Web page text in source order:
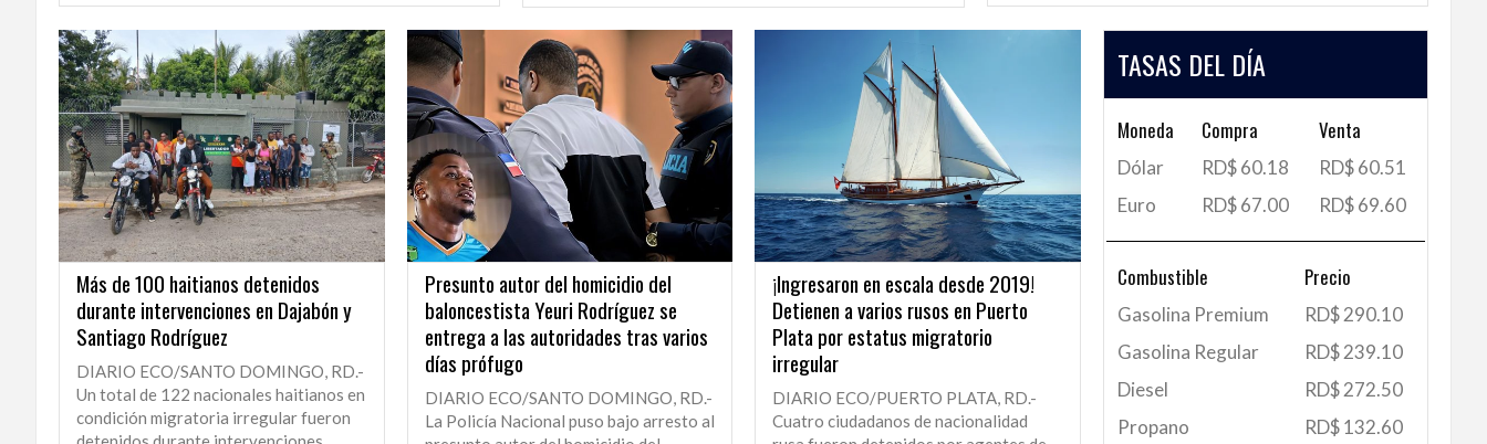
Más de 100 haitianos detenidos
durante intervenciones en Dajabón y
Santiago Rodríguez
DIARIO ECO/SANTO DOMINGO, RD.-
Un total de 122 nacionales haitianos en
condición migratoria irregular fueron
Presunto autor del homicidio del
baloncestista Yeuri Rodríguez se
entrega a las autoridades tras varios
días prófugo
DIARIO ECO/SANTO DOMINGO, RD.-
La Policía Nacional puso bajo arresto al
¡Ingresaron en escala desde 2019!
Detienen a varios rusos en Puerto
Plata por estatus migratorio
irregular
DIARIO ECO/PUERTO PLATA, RD.-
Cuatro ciudadanos de nacionalidad
TASAS DEL DÍA
Moneda Compra Venta
Dólar RD$ 60.18
RD$ 60.51
Euro
RD$ 67.00 RD$ 69.60
Combustible Precio
Gasolina Premium
RD$ 290.10
Gasolina Regular
RD$ 239.10
Diesel
RD$ 272.50
Propano
RD$ 132.60